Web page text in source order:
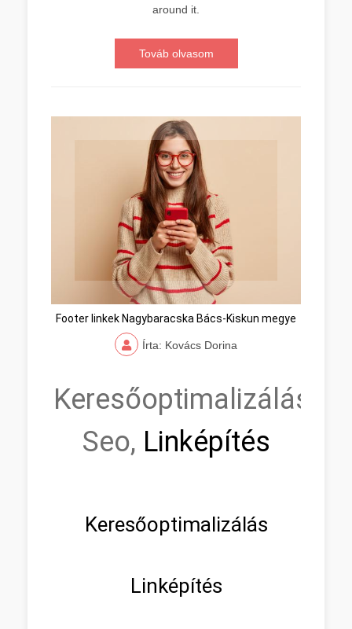
around it.
Továb olvasom
Footer linkek Nagybaracska Bács-Kiskun megye
Írta: Kovács Dorina
Keresőoptimalizálás,
Seo, Linképítés
Keresőoptimalizálás
Linképítés